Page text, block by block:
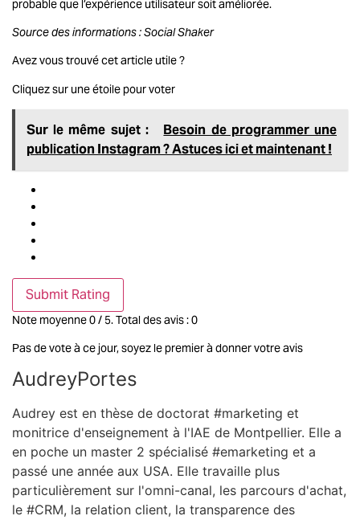
probable que l’expérience utilisateur soit améliorée.
Source des informations :Social Shaker
Avez vous trouvé cet article utile ?
Cliquez sur une étoile pour voter
Sur le même sujet :
Besoin de programmer une
publication Instagram ? Astuces ici et maintenant !
Submit Rating
Note moyenne0/ 5. Total des avis :0
Pas de vote à ce jour, soyez le premier à donner votre avis
AudreyPortes
Audrey est en thèse de doctorat #marketing et
monitrice d'enseignement à l'IAE de Montpellier. Elle a
en poche un master 2 spécialisé #emarketing et a
passé une année aux USA. Elle travaille plus
particulièrement sur l'omni-canal, les parcours d'achat,
le #CRM, la relation client, la transparence des